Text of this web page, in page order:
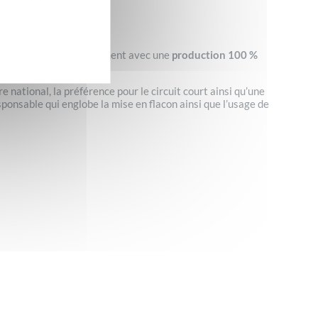
s’accorde parfaitement avec une production 100 %
national, la préférence pour le circuit court ainsi qu’une
qui englobe la mise en flacon ainsi que l’usage de